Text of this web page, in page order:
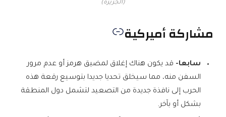
(الجزيرة)
مشاركة أميركية
سابعا- قد يكون هناك إغلاق لمضيق هرمز أو عدم مرور
السفن منه، مما سيخلق تحديا جديدا بتوسيع رقعة هذه
الحرب إلى نافذة جديدة من التصعيد لتشمل دول المنطقة
بشكل أو بآخر.